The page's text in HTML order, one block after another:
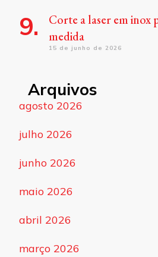
Corte a laser em inox
medida
15 de junho de 2026
Arquivos
agosto 2026
julho 2026
junho 2026
maio 2026
abril 2026
março 2026